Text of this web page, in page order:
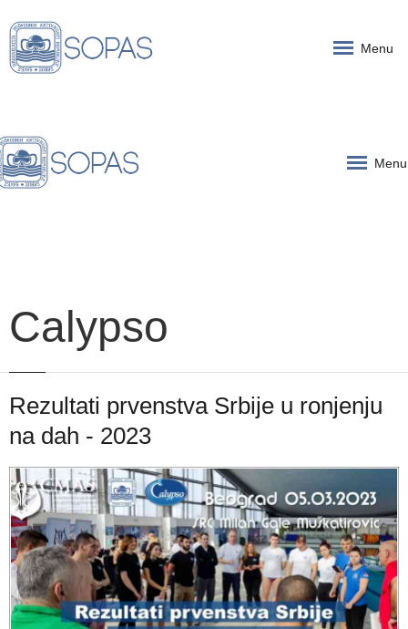
Menu
Menu
Calypso
Rezultati prvenstva Srbije u ronjenju
na dah - 2023